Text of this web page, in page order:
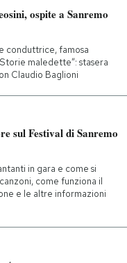
ospite a Sanremo
conduttrice, famosa
maledette”: stasera
Claudio Baglioni
sul Festival di Sanremo
in gara e come si
come funziona il
e le altre informazioni